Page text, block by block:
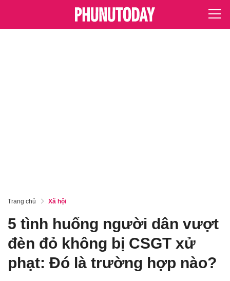
Trang chủ Xã hội
5 tình huống người dân vượt
đèn đỏ không bị CSGT xử
phạt: Đó là trường hợp nào?